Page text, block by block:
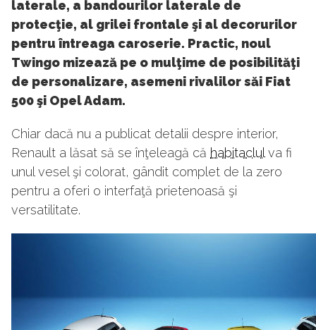
laterale, a bandourilor laterale de
protecţie, al grilei frontale şi al decorurilor
pentru întreaga caroserie. Practic, noul
Twingo mizează pe o mulţime de posibilităţi
de personalizare, asemeni rivalilor săi Fiat
500 şi Opel Adam.
Chiar dacă nu a publicat detalii despre interior,
Renault a lăsat să se înţeleagă că habitaclulva fi
unul vesel şi colorat, gândit complet de la zero
pentru a oferi o interfaţă prietenoasă şi
versatilitate.